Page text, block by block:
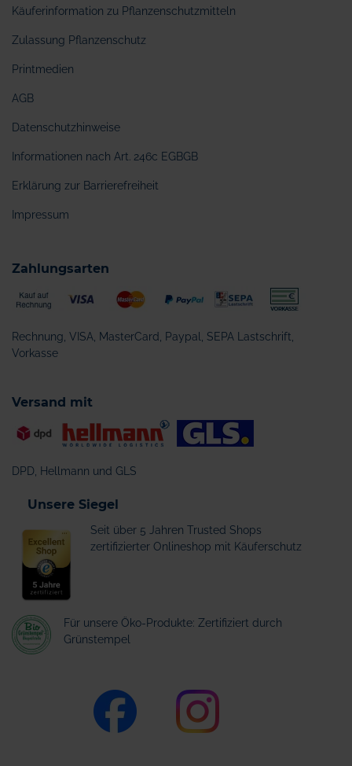
Käuferinformation zu Pflanzenschutzmitteln
Zulassung Pflanzenschutz
Printmedien
AGB
Datenschutzhinweise
Informationen nach Art. 246c EGBGB
Erklärung zur Barrierefreiheit
Impressum
Zahlungsarten
Rechnung, VISA, MasterCard, Paypal, SEPA Lastschrift,
Vorkasse
Versand mit
DPD, Hellmann und GLS
Unsere Siegel
Seit über 5 Jahren Trusted Shops
zertifizierter Onlineshop mit Käuferschutz
Für unsere Öko-Produkte: Zertifiziert durch
Grünstempel